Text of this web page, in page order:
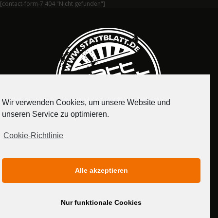
[contact-form-7 404 "Nicht gefunden"]
MEDIADATEN
Wir verwenden Cookies, um unsere Website und
unseren Service zu optimieren.
Cookie-Richtlinie
Alle akzeptieren
Nur funktionale Cookies